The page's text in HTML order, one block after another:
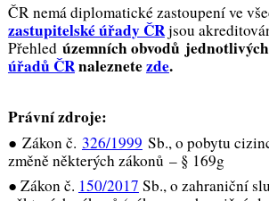
ČR nemá diplomatické zastoupení ve
zastupitelské úřady ČRjsou
Přehled územních obvodů jednotlivých
úřadů ČRnaleznetezde.
Právní zdroje:
● Zákon č. 326/1999 Sb., o pobytu
změně některých zákonů – § 169g
● Zákon č. 150/2017 Sb., o zahraniční